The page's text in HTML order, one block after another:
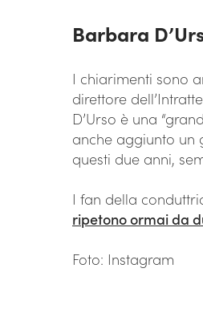
Barbara
I chiarimenti sono
direttore
D’Urso è una
anche aggiunto un
questi due anni,
I fan della
ripetono ormai da
Foto: Instagram